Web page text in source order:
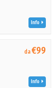
Info
da€99
Info